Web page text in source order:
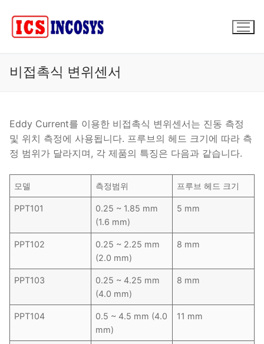
비접촉식 변위센서
Eddy Current를 이용한 비접촉식 변위센서는 진동 측정
및 위치 측정에 사용됩니다. 프루브의 헤드 크기에 따라 측
정 범위가 달라지며, 각 제품의 특징은 다음과 같습니다.
모델 측정범위 프루브 헤드 크기
PPT101
0.25 ~ 1.85 mm
(1.6 mm)
5 mm
PPT102
0.25 ~ 2.25 mm
(2.0 mm)
8 mm
PPT103
0.25 ~ 4.25 mm
(4.0 mm)
8 mm
PPT104
0.5 ~ 4.5 mm (4.0
mm)
11 mm